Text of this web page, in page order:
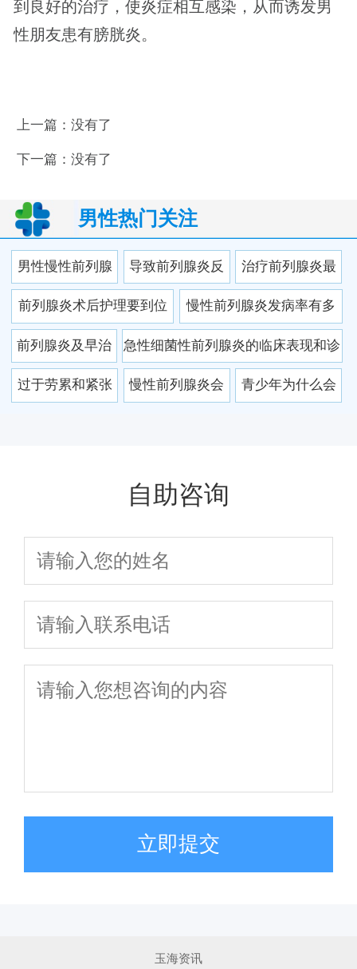
到良好的治疗，使炎症相互感染，从而诱发男
性朋友患有膀胱炎。
上一篇：没有了
下一篇：没有了
男性热门关注
男性慢性前列腺
炎的危害不容忽
视
导致前列腺炎反
复发作的原因有
哪些
治疗前列腺炎最
好药有哪些？怎
样预防前列腺炎
反复发作
前列腺炎术后护理要到位
保健要点须牢牢记
慢性前列腺炎发病率有多
少？怎样预防慢性前列腺
炎发作
前列腺炎及早治
疗是关键 苹果疗
急性细菌性前列腺炎的临床表现和诊
过于劳累和紧张 慢性前列腺炎会 青少年为什么会
自助咨询
立即提交
玉海资讯